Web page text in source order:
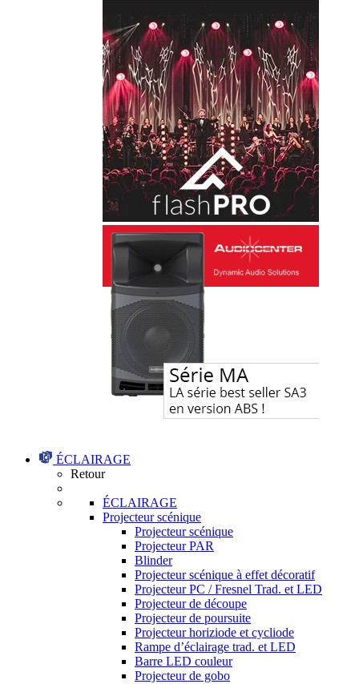
ÉCLAIRAGE
Retour
ÉCLAIRAGE
Projecteur scénique
Projecteur scénique
Projecteur PAR
Blinder
Projecteur scénique à effet décoratif
Projecteur PC / Fresnel Trad. et LED
Projecteur de découpe
Projecteur de poursuite
Projecteur horiziode et cycliode
Rampe d’éclairage trad. et LED
Barre LED couleur
Projecteur de gobo